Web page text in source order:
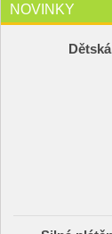
NOVINKY